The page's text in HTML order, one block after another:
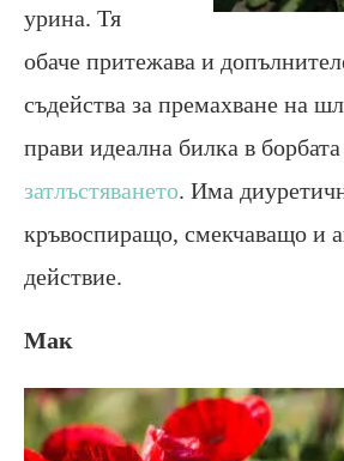
урина. Тя
обаче притежава и
съдейства за премахване на
прави идеална билка в борбата
затлъстяването. Има
кръвоспиращо, смекчаващо и
действие.
Мак